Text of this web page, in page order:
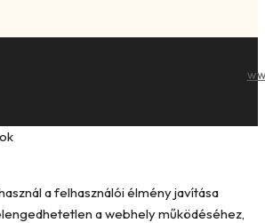
a felhasználói élmény javítása
a webhely működéséhez,